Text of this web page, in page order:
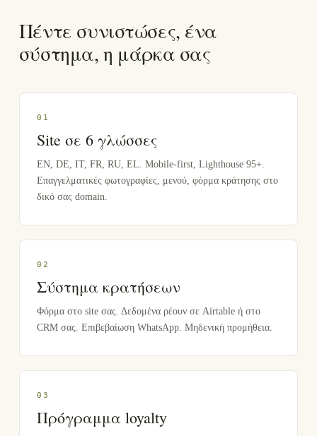
Πέντε συνιστώσες, ένα
σύστημα, η μάρκα σας
0 1
Site σε 6 γλώσσες
EN, DE, IT, FR, RU, EL. Mobile-first, Lighthouse 95+.
Επαγγελματικές φωτογραφίες, μενού, φόρμα κράτησης στο
δικό σας domain.
0 2
Σύστημα κρατήσεων
Φόρμα στο site σας. Δεδομένα ρέουν σε Airtable ή στο
CRM σας. Επιβεβαίωση WhatsApp. Μηδενική προμήθεια.
0 3
Πρόγραμμα loyalty